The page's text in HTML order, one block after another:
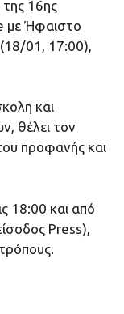
της 16ης
με Ήφαιστο
(18/01, 17:00),
και
θέλει τον
προφανής και
18:00 και από
Press),